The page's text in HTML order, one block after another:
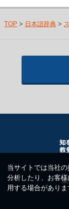
TOP > 日本語辞典>
当サイトでは当社
分析したり、お客
用する場合があり